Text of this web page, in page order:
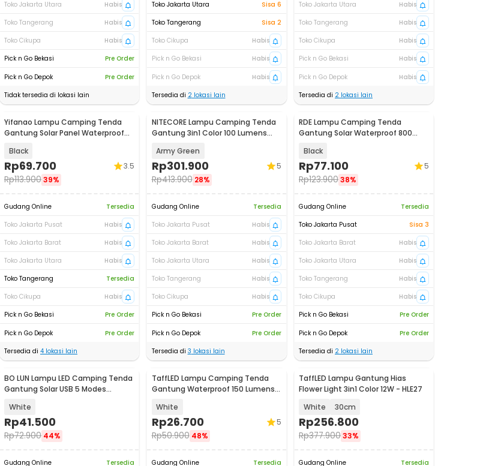
Toko Jakarta Utara
Habis
Toko Tangerang
Habis
Toko Cikupa
Habis
Pick n Go Bekasi
Pre Order
Pick n Go Depok
Pre Order
Tidak tersedia di lokasi lain
Toko Jakarta Utara
Sisa 6
Toko Tangerang
Sisa 2
Toko Cikupa
Habis
Pick n Go Bekasi
Habis
Pick n Go Depok
Habis
Tersedia di 2lokasi lain
Toko Jakarta Utara
Habis
Toko Tangerang
Habis
Toko Cikupa
Habis
Pick n Go Bekasi
Habis
Pick n Go Depok
Habis
Tersedia di 2 lokasi lain
Yifanao Lampu Camping Tenda
Gantung Solar Panel Waterproof
Black
Rp69.700
Rp113.90039%
3.5
Gudang Online
Tersedia
Toko Jakarta Pusat
Habis
Toko Jakarta Barat
Habis
Toko Jakarta Utara
Habis
Toko Tangerang
Tersedia
Toko Cikupa
Habis
Pick n Go Bekasi
Pre Order
Pick n Go Depok
Pre Order
Tersedia di 4 lokasi lain
NITECORE Lampu Camping Tenda
Gantung 3in1 Color 100 Lumens
Army Green
Rp301.900
Rp413.900 28%
5
Gudang Online
Tersedia
Toko Jakarta Pusat
Habis
Toko Jakarta Barat
Habis
Toko Jakarta Utara
Habis
Toko Tangerang
Habis
Toko Cikupa
Habis
Pick n Go Bekasi
Pre Order
Pick n Go Depok
Pre Order
Tersedia di 3 lokasi lain
RDE Lampu Camping Tenda
Gantung Solar Waterproof 800
Black
Rp77.100
Rp123.90038%
5
Gudang Online
Tersedia
Toko Jakarta Pusat
Sisa 3
Toko Jakarta Barat
Habis
Toko Jakarta Utara
Habis
Toko Tangerang
Habis
Toko Cikupa
Habis
Pick n Go Bekasi
Pre Order
Pick n Go Depok
Pre Order
Tersedia di 2 lokasi lain
BO LUN Lampu LED Camping Tenda
Gantung Solar USB 5 Modes
White
Rp41.500
Rp72.900 44%
Gudang Online
Tersedia
TaffLED Lampu Camping Tenda
Gantung Waterproof 150 Lumens
White
Rp26.700
Rp50.900 48%
5
Gudang Online
Tersedia
TaffLED Lampu Gantung Hias
Flower Light 3in1 Color 12W - HLE27
White
30cm
Rp256.800
Rp377.90033%
Gudang Online
Tersedia